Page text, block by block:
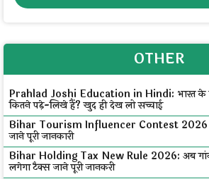
OTHER
Prahlad Joshi Education in Hindi: भारत के नए
कितने पढ़े-लिखे हैं? खुद ही देख लो सच्चाई
Bihar Tourism Influencer Contest 2026
जाने पूरी जानकारी
Bihar Holding Tax New Rule 2026: अब
लगेगा टैक्स जाने पूरी जानकरी